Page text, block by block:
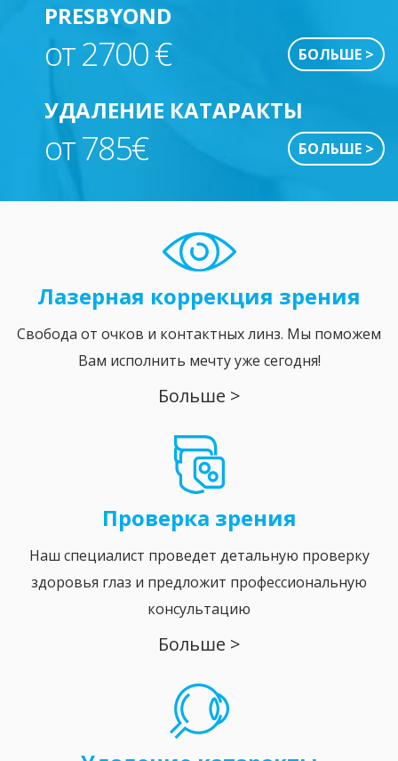
PRESBYOND
от 2700 € БОЛЬШЕ >
УДАЛЕНИЕ КАТАРАКТЫ
от 785€ БОЛЬШЕ >
Лазерная коррекция зрения
Свобода от очков и контактных линз. Мы поможем
Вам исполнить мечту уже сегодня!
Больше >
Проверка зрения
Наш специалист проведет детальную проверку
здоровья глаз и предложит профессиональную
консультацию
Больше >